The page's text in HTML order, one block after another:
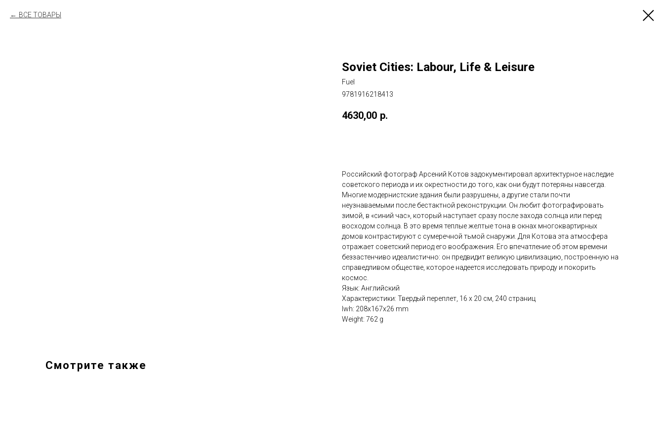
ВСЕ ТОВАРЫ
Soviet Cities: Labour, Life & Leisure
Fuel
9781916218413
4630,00 р.
Российский фотограф Арсений Котов задокументировал архитектурное наследие
советского периода и их окрестности до того, как они будут потеряны навсегда.
Многие модернистские здания были разрушены, а другие стали почти
неузнаваемыми после бестактной реконструкции. Он любит фотографировать
зимой, в «синий час», который наступает сразу после захода солнца или перед
восходом солнца. В это время теплые желтые тона в окнах многоквартирных
домов контрастируют с сумеречной тьмой снаружи. Для Котова эта атмосфера
отражает советский период его воображения. Его впечатление об этом времени
беззастенчиво идеалистично: он предвидит великую цивилизацию, построенную на
справедливом обществе, которое надеется исследовать природу и покорить
космос.
Язык: Английский
Характеристики: Твердый переплет, 16 х 20 см, 240 страниц
lwh: 208x167x26 mm
Weight: 762 g
Смотрите также